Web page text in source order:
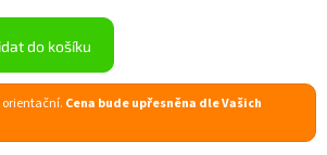
do košíku
orientační. Cena bude upřesněna dle Vašich